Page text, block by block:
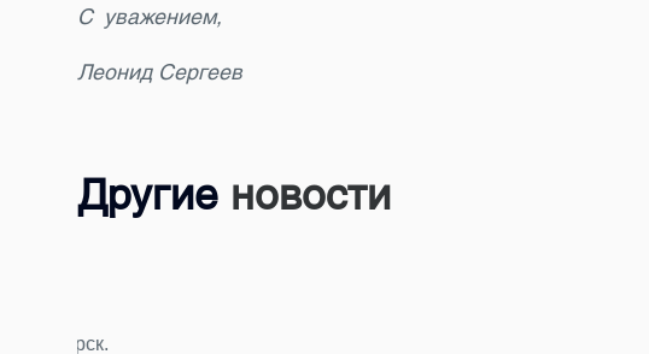
С уважением,
Леонид Сергеев
Другие новости
За последние недели мы получили от вас десятки ярких